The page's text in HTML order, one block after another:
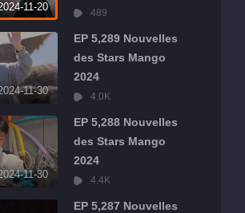
11-20 489
11-30
EP 5,289 Nouvelles
des Stars Mango
2024
4.0K
11-30
EP 5,288 Nouvelles
des Stars Mango
2024
4.4K
EP 5,287 Nouvelles